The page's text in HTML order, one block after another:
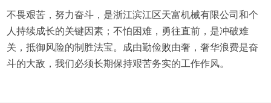
不畏艰苦，努力奋斗，是浙江滨江区天富机械有限公司和个
人持续成长的关键因素；不怕困难，勇往直前，是冲破难
关，抵御风险的制胜法宝。成由勤俭败由奢，奢华浪费是奋
斗的大敌，我们必须长期保持艰苦务实的工作作风。